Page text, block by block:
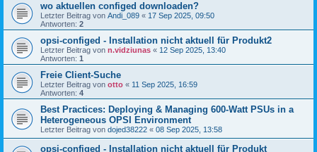
wo aktuellen configed downloaden?
Letzter Beitrag von Andi_089 « 17 Sep 2025, 09:50
Antworten: 2
opsi-configed - Installation nicht aktuell für Produkt2
Letzter Beitrag von n.vidziunas « 12 Sep 2025, 13:40
Antworten: 1
Freie Client-Suche
Letzter Beitrag von otto « 11 Sep 2025, 16:59
Antworten: 4
Best Practices: Deploying & Managing 600-Watt PSUs in a
Heterogeneous OPSI Environment
Letzter Beitrag von dojed38222 « 08 Sep 2025, 13:58
opsi-configed - Installation nicht aktuell für Produkt